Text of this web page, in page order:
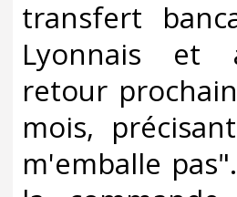
transfert
Lyonnais et
retour
mois,
m'emballe